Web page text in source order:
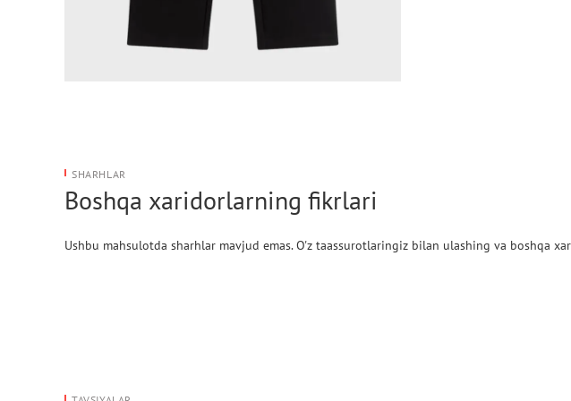
SHARHLAR
Boshqa xaridorlarning fikrlari
Ushbu mahsulotda sharhlar mavjud emas. O'z taassurotlaringiz bilan ulashing va boshqa